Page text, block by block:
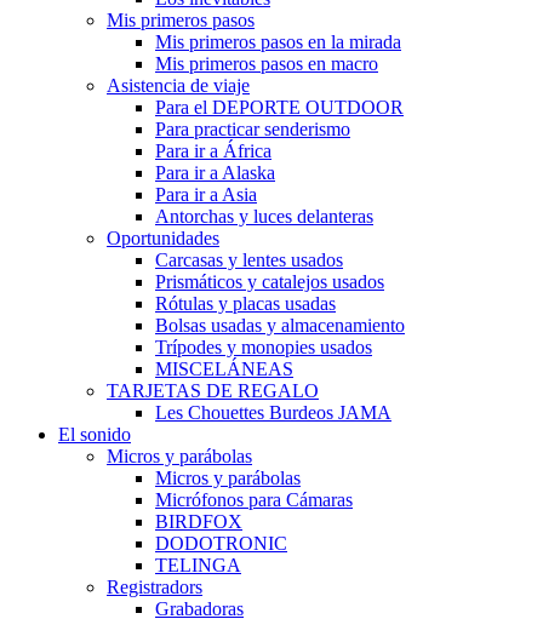
Mis primeros pasos
Mis primeros pasos en la mirada
Mis primeros pasos en macro
Asistencia de viaje
Para el DEPORTE OUTDOOR
Para practicar senderismo
Para ir a África
Para ir a Alaska
Para ir a Asia
Antorchas y luces delanteras
Oportunidades
Carcasas y lentes usados
Prismáticos y catalejos usados
Rótulas y placas usadas
Bolsas usadas y almacenamiento
Trípodes y monopies usados
MISCELÁNEAS
TARJETAS DE REGALO
Les Chouettes Burdeos JAMA
El sonido
Micros y parábolas
Micros y parábolas
Micrófonos para Cámaras
BIRDFOX
DODOTRONIC
TELINGA
Registradors
Grabadoras